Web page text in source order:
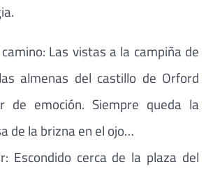
Las vistas a la campiña de
almenas del castillo de Orford
de emoción. Siempre queda la
de la brizna en el ojo…
Escondido cerca de la plaza del